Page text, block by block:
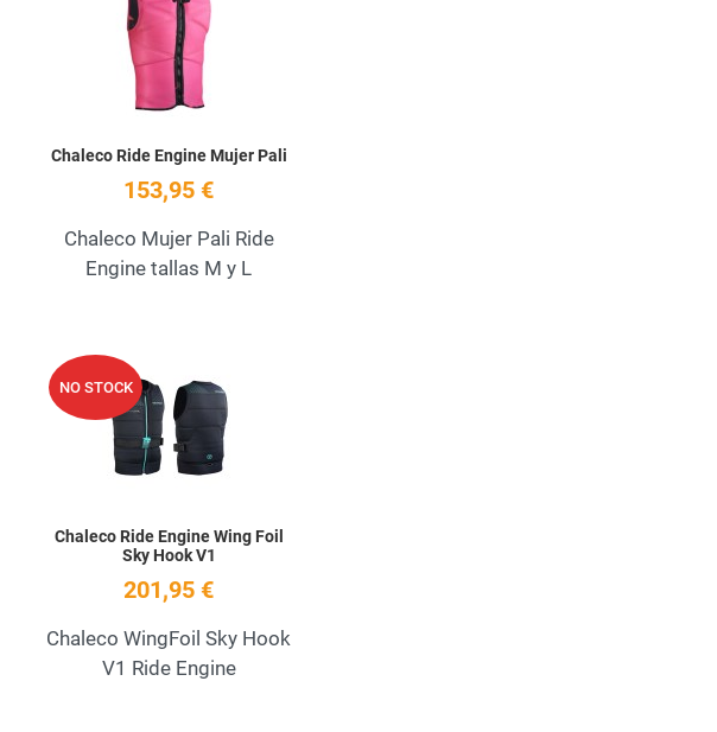
Chaleco Ride Engine Mujer Pali
153,95 €
Chaleco Mujer Pali Ride
Engine tallas M y L
Add to Wishlist
Quick View
NO STOCK
Chaleco Ride Engine Wing Foil
Sky Hook V1
201,95 €
Chaleco WingFoil Sky Hook
V1 Ride Engine